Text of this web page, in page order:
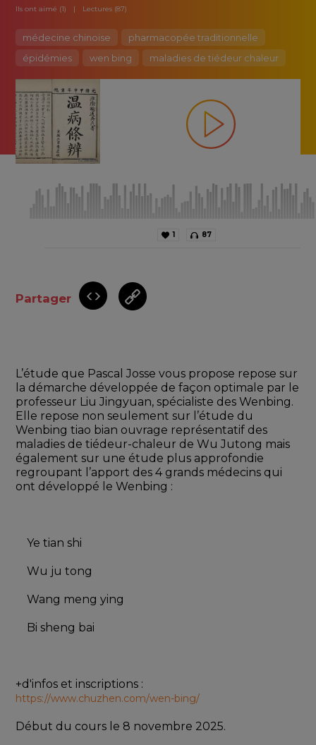
Ils ont aimé (1) Lectures (87)
médecine chinoise
pharmacopée traditionnelle
épidémies
wen bing maladies de tiédeur chaleur
1 87
Partager
L’étude que Pascal Josse vous propose repose sur
la démarche développée de façon optimale par le
professeur Liu Jingyuan, spécialiste des Wenbing.
Elle repose non seulement sur l’étude du
Wenbing tiao bian ouvrage représentatif des
maladies de tiédeur-chaleur de Wu Jutong mais
également sur une étude plus approfondie
regroupant l’apport des 4 grands médecins qui
ont développé le Wenbing :
    Ye tian shi
    Wu ju tong
    Wang meng ying
    Bi sheng bai
https://www.chuzhen.com/wen-bing/
Début du cours le 8 novembre 2025.